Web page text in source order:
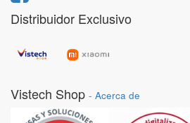
Distribuidor Exclusivo
Vistech Shop - Acerca de